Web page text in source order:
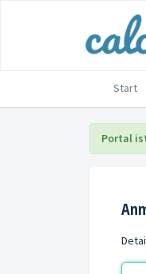
Start
Portal